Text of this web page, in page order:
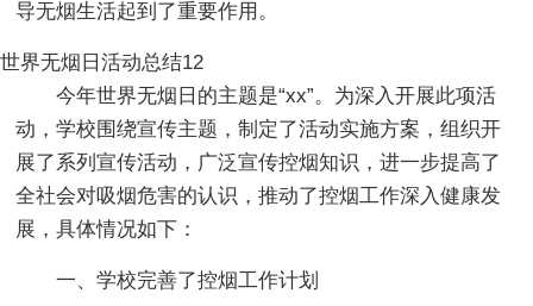
导无烟生活起到了重要作用。
世界无烟日活动总结12
今年世界无烟日的主题是“xx”。为深入开展此项活
动，学校围绕宣传主题，制定了活动实施方案，组织开
展了系列宣传活动，广泛宣传控烟知识，进一步提高了
全社会对吸烟危害的认识，推动了控烟工作深入健康发
展，具体情况如下：
一、学校完善了控烟工作计划